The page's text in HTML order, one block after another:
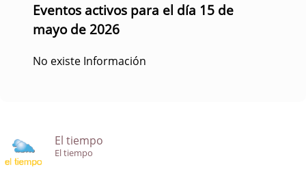
Eventos activos para el día 15 de
mayo de 2026
No existe Información
El tiempo
El tiempo